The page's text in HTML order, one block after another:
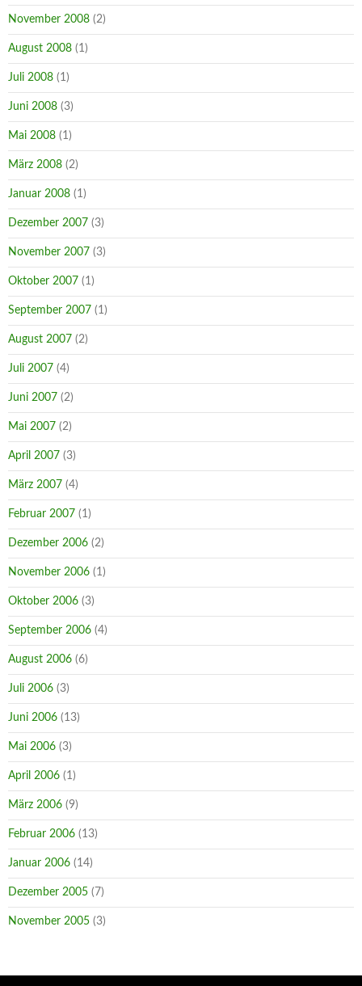
November 2008 (2)
August 2008 (1)
Juli 2008 (1)
Juni 2008 (3)
Mai 2008 (1)
März 2008 (2)
Januar 2008 (1)
Dezember 2007 (3)
November 2007 (3)
Oktober 2007 (1)
September 2007 (1)
August 2007 (2)
Juli 2007 (4)
Juni 2007 (2)
Mai 2007 (2)
April 2007 (3)
März 2007 (4)
Februar 2007 (1)
Dezember 2006 (2)
November 2006 (1)
Oktober 2006 (3)
September 2006 (4)
August 2006 (6)
Juli 2006 (3)
Juni 2006 (13)
Mai 2006 (3)
April 2006 (1)
März 2006 (9)
Februar 2006 (13)
Januar 2006 (14)
Dezember 2005 (7)
November 2005 (3)